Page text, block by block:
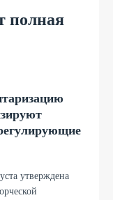
полная
утверждена